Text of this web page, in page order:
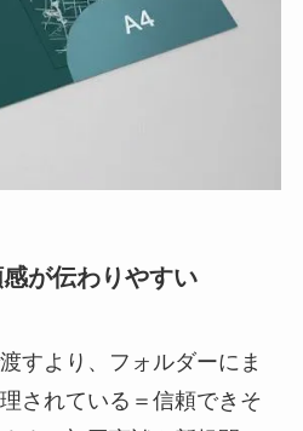
が伝わりやすい
すより、フォルダーにま
されている＝信頼できそ